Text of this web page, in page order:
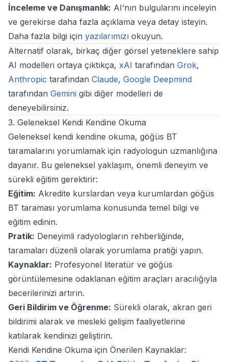
İnceleme ve Danışmanlık: AI’nın bulgularını inceleyin
ve gerekirse daha fazla açıklama veya detay isteyin.
Daha fazla bilgi için yazılarımızı okuyun.
Alternatif olarak, birkaç diğer görsel yeteneklere sahip
AI modelleri ortaya çıktıkça, xAI tarafından Grok,
Anthropic tarafından Claude, Google Deepmind
tarafından Gemini gibi diğer modelleri de
deneyebilirsiniz.
3. Geleneksel Kendi Kendine Okuma
Geleneksel kendi kendine okuma, göğüs BT
taramalarını yorumlamak için radyologun uzmanlığına
dayanır. Bu geleneksel yaklaşım, önemli deneyim ve
sürekli eğitim gerektirir:
Eğitim: Akredite kurslardan veya kurumlardan göğüs
BT taraması yorumlama konusunda temel bilgi ve
eğitim edinin.
Pratik: Deneyimli radyologların rehberliğinde,
taramaları düzenli olarak yorumlama pratiği yapın.
Kaynaklar: Profesyonel literatür ve göğüs
görüntülemesine odaklanan eğitim araçları aracılığıyla
becerilerinizi artırın.
Geri Bildirim ve Öğrenme: Sürekli olarak, akran geri
bildirimi alarak ve mesleki gelişim faaliyetlerine
katılarak kendinizi geliştirin.
Kendi Kendine Okuma için Önerilen Kaynaklar: